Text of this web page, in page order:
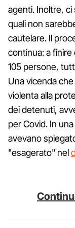
agenti. Inoltre, ci
quali non
cautelare. Il
continua: a
105 persone,
Una vicenda
violenta alla
dei detenuti,
per Covid. In
avevano
"esagerato" nel